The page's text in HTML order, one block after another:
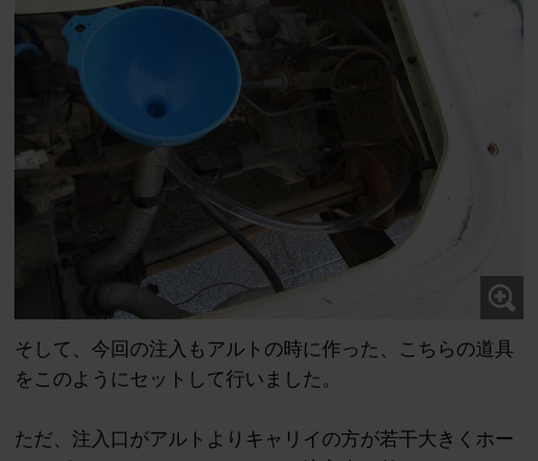
そして、今回の注入もアルトの時に作った、こちらの道具
をこのようにセットして行いました。
ただ、注入口がアルトよりキャリイの方が若干大きくホー